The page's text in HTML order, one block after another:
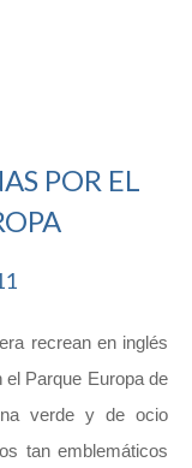
POR EL
recrean en inglés
el Parque Europa de
verde y de ocio
tan emblemáticos